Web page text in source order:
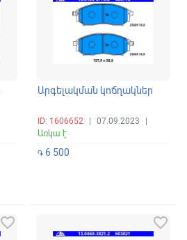
Արգելակման կոճղակներ
ID: 1606652 07.09.2023
Առկա է
֏6 500
favorite_border favorite_border